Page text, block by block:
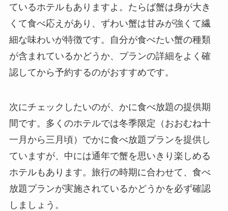
ているホテルもありますよ。たらば蟹は身が大き
くて食べ応えがあり、ずわい蟹は甘みが強くて繊
細な味わいが特徴です。自分が食べたい蟹の種類
が含まれているかどうか、プランの詳細をよく確
認してから予約するのがおすすめです。
次にチェックしたいのが、かに食べ放題の提供期
間です。多くのホテルでは冬季限定（おおむね十
一月から三月頃）でかに食べ放題プランを提供し
ていますが、中には通年で蟹を思いきり楽しめる
ホテルもあります。旅行の時期に合わせて、食べ
放題プランが実施されているかどうかを必ず確認
しましょう。